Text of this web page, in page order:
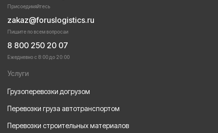
Присоединяйтесь
zakaz@foruslogistics.ru
Пишите по всем вопросаи
8 800 250 20 07
Ежедневно с 8:00 до 20:00
Услуги
Грузоперевозки догрузом
Перевозки груза автотранспортом
Перевозки строительных материалов